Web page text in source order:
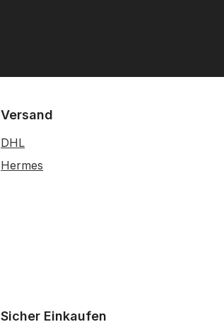
Versand
DHL
Hermes
Sicher Einkaufen